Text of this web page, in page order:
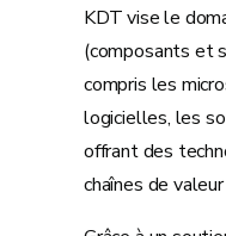
KDT vise le
(composants et
compris les
logicielles, les
offrant des
chaînes de